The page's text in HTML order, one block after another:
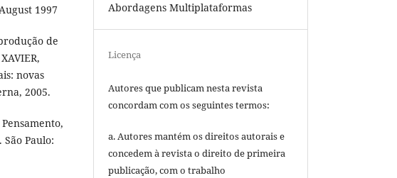
1997
de
novas
2005.
Paulo:
Abordagens Multiplataformas
Licença
Autores que publicam nesta revista
concordam com os seguintes termos:
a. Autores mantém os direitos autorais e
concedem à revista o direito de primeira
publicação, com o trabalho